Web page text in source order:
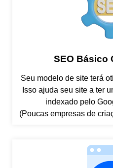
SEO Básico
Seu modelo de site terá
Isso ajuda seu site a ter
indexado pelo
(Poucas empresas de